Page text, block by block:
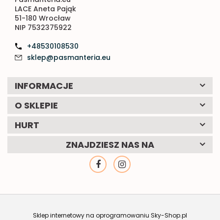
LACE Aneta Pająk
51-180 Wrocław
NIP 7532375922
+48530108530
sklep@pasmanteria.eu
INFORMACJE
O SKLEPIE
HURT
ZNAJDZIESZ NAS NA
Sklep internetowy na oprogramowaniu Sky-Shop.pl